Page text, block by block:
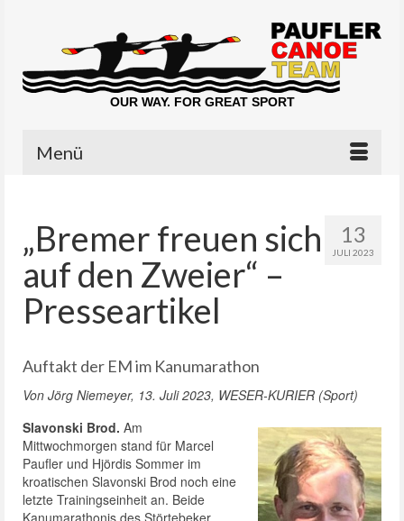
OUR WAY. FOR GREAT SPORT
Menü
13
JULI 2023
„Bremer freuen sich
auf den Zweier“ –
Presseartikel
Auftakt der EM im Kanumarathon
Von Jörg Niemeyer, 13. Juli 2023, WESER-KURIER (Sport)
Slavonski Brod. Am
Mittwochmorgen stand für Marcel
Paufler und Hjördis Sommer im
kroatischen Slavonski Brod noch eine
letzte Trainingseinheit an. Beide
Kanumarathonis des Störtebeker